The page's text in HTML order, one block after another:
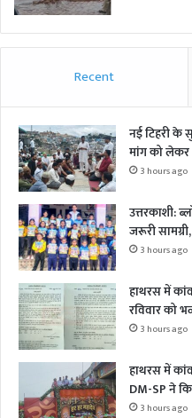
Recent
नई टिहरी के
मांग को लेकर
3 hours ago
उत्तरकाशी:
जरूरी
3 hours ago
हाथरस में
रविवार को
3 hours ago
हाथरस में
DM-SP ने
3 hours ago